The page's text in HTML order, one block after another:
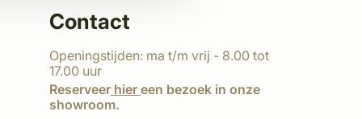
Contact
Openingstijden: ma t/m vrij - 8.00 tot
17.00 uur
Reserveer hier een bezoek in onze
showroom.